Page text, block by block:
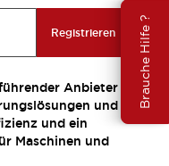
Brauche Hilfe ?
Registrieren
Anbieter
und
und ein
Maschinen und